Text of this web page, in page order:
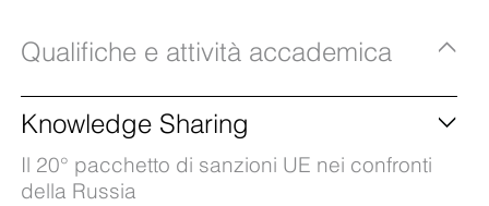
Qualifiche e attività accademica
Knowledge Sharing
Il 20° pacchetto di sanzioni UE nei confronti
della Russia